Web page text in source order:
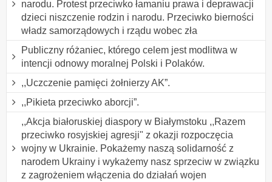
narodu. Protest przeciwko łamaniu prawa i deprawacji
dzieci niszczenie rodzin i narodu. Przeciwko bierności
władz samorządowych i rządu wobec zła
Publiczny różaniec, którego celem jest modlitwa w
intencji odnowy moralnej Polski i Polaków.
,,Uczczenie pamięci żołnierzy AK”.
,,Pikieta przeciwko aborcji”.
,,Akcja białoruskiej diaspory w Białymstoku ,,Razem
przeciwko rosyjskiej agresji" z okazji rozpoczęcia
wojny w Ukrainie. Pokażemy naszą solidarność z
narodem Ukrainy i wykażemy nasz sprzeciw w związku
z zagrożeniem włączenia do działań wojen